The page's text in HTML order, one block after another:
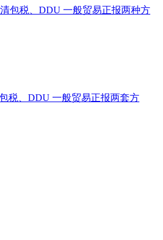
包税、DDU 一般贸易正报两种方
税、DDU 一般贸易正报两套方